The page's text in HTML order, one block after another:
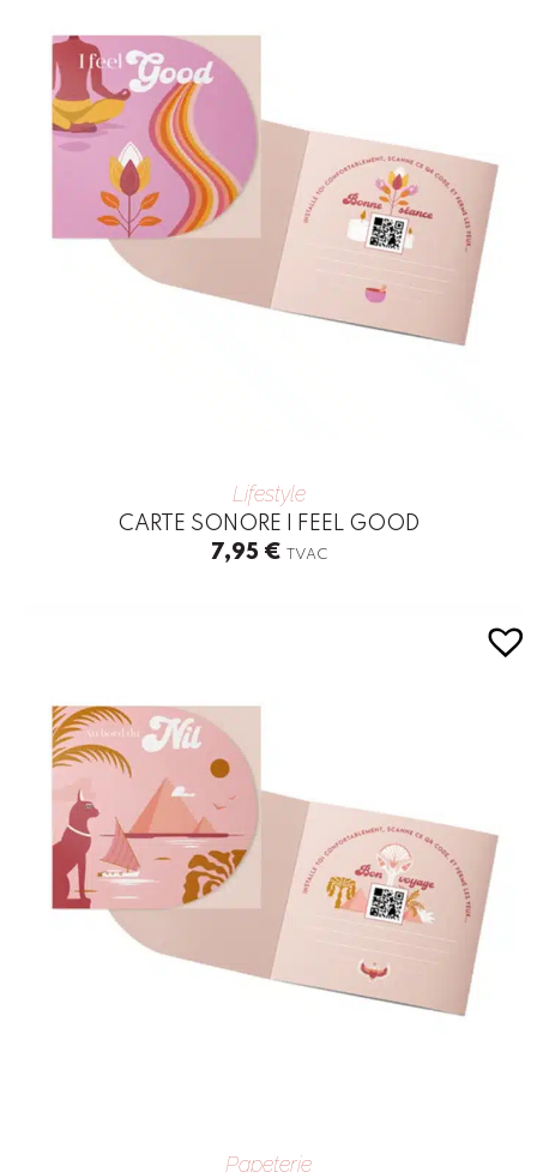
Lifestyle
CARTE SONORE I FEEL GOOD
7,95 € TVAC
Papeterie